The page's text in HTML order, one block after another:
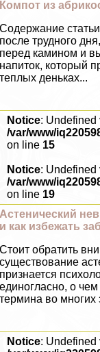
Компот из
Содержание
после трудного
перед камином и
напиток, который
теплых деньках...
Notice: Undefined
/var/www/
on line 15
Notice: Undefined
/var/www/
on line 19
Астенический
и как избежать
Стоит обратить
существование
признается
единогласно, о чем
термина во многих
Notice: Undefined